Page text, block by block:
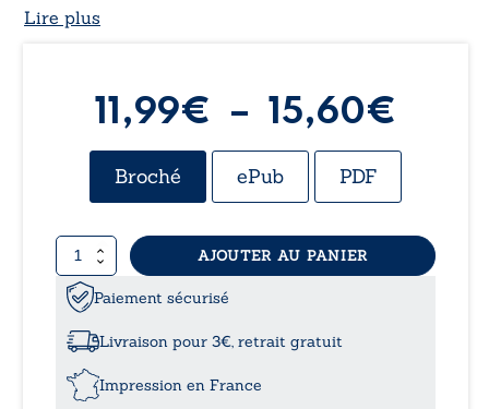
Lire plus
11,99€ – 15,60€
de
Broché ePub PDF
quantité
de
Le
jour
ne
jamais
levé
AJOUTER AU PANIER
Paiement sécurisé
Livraison pour 3€, retrait gratuit
Impression en France